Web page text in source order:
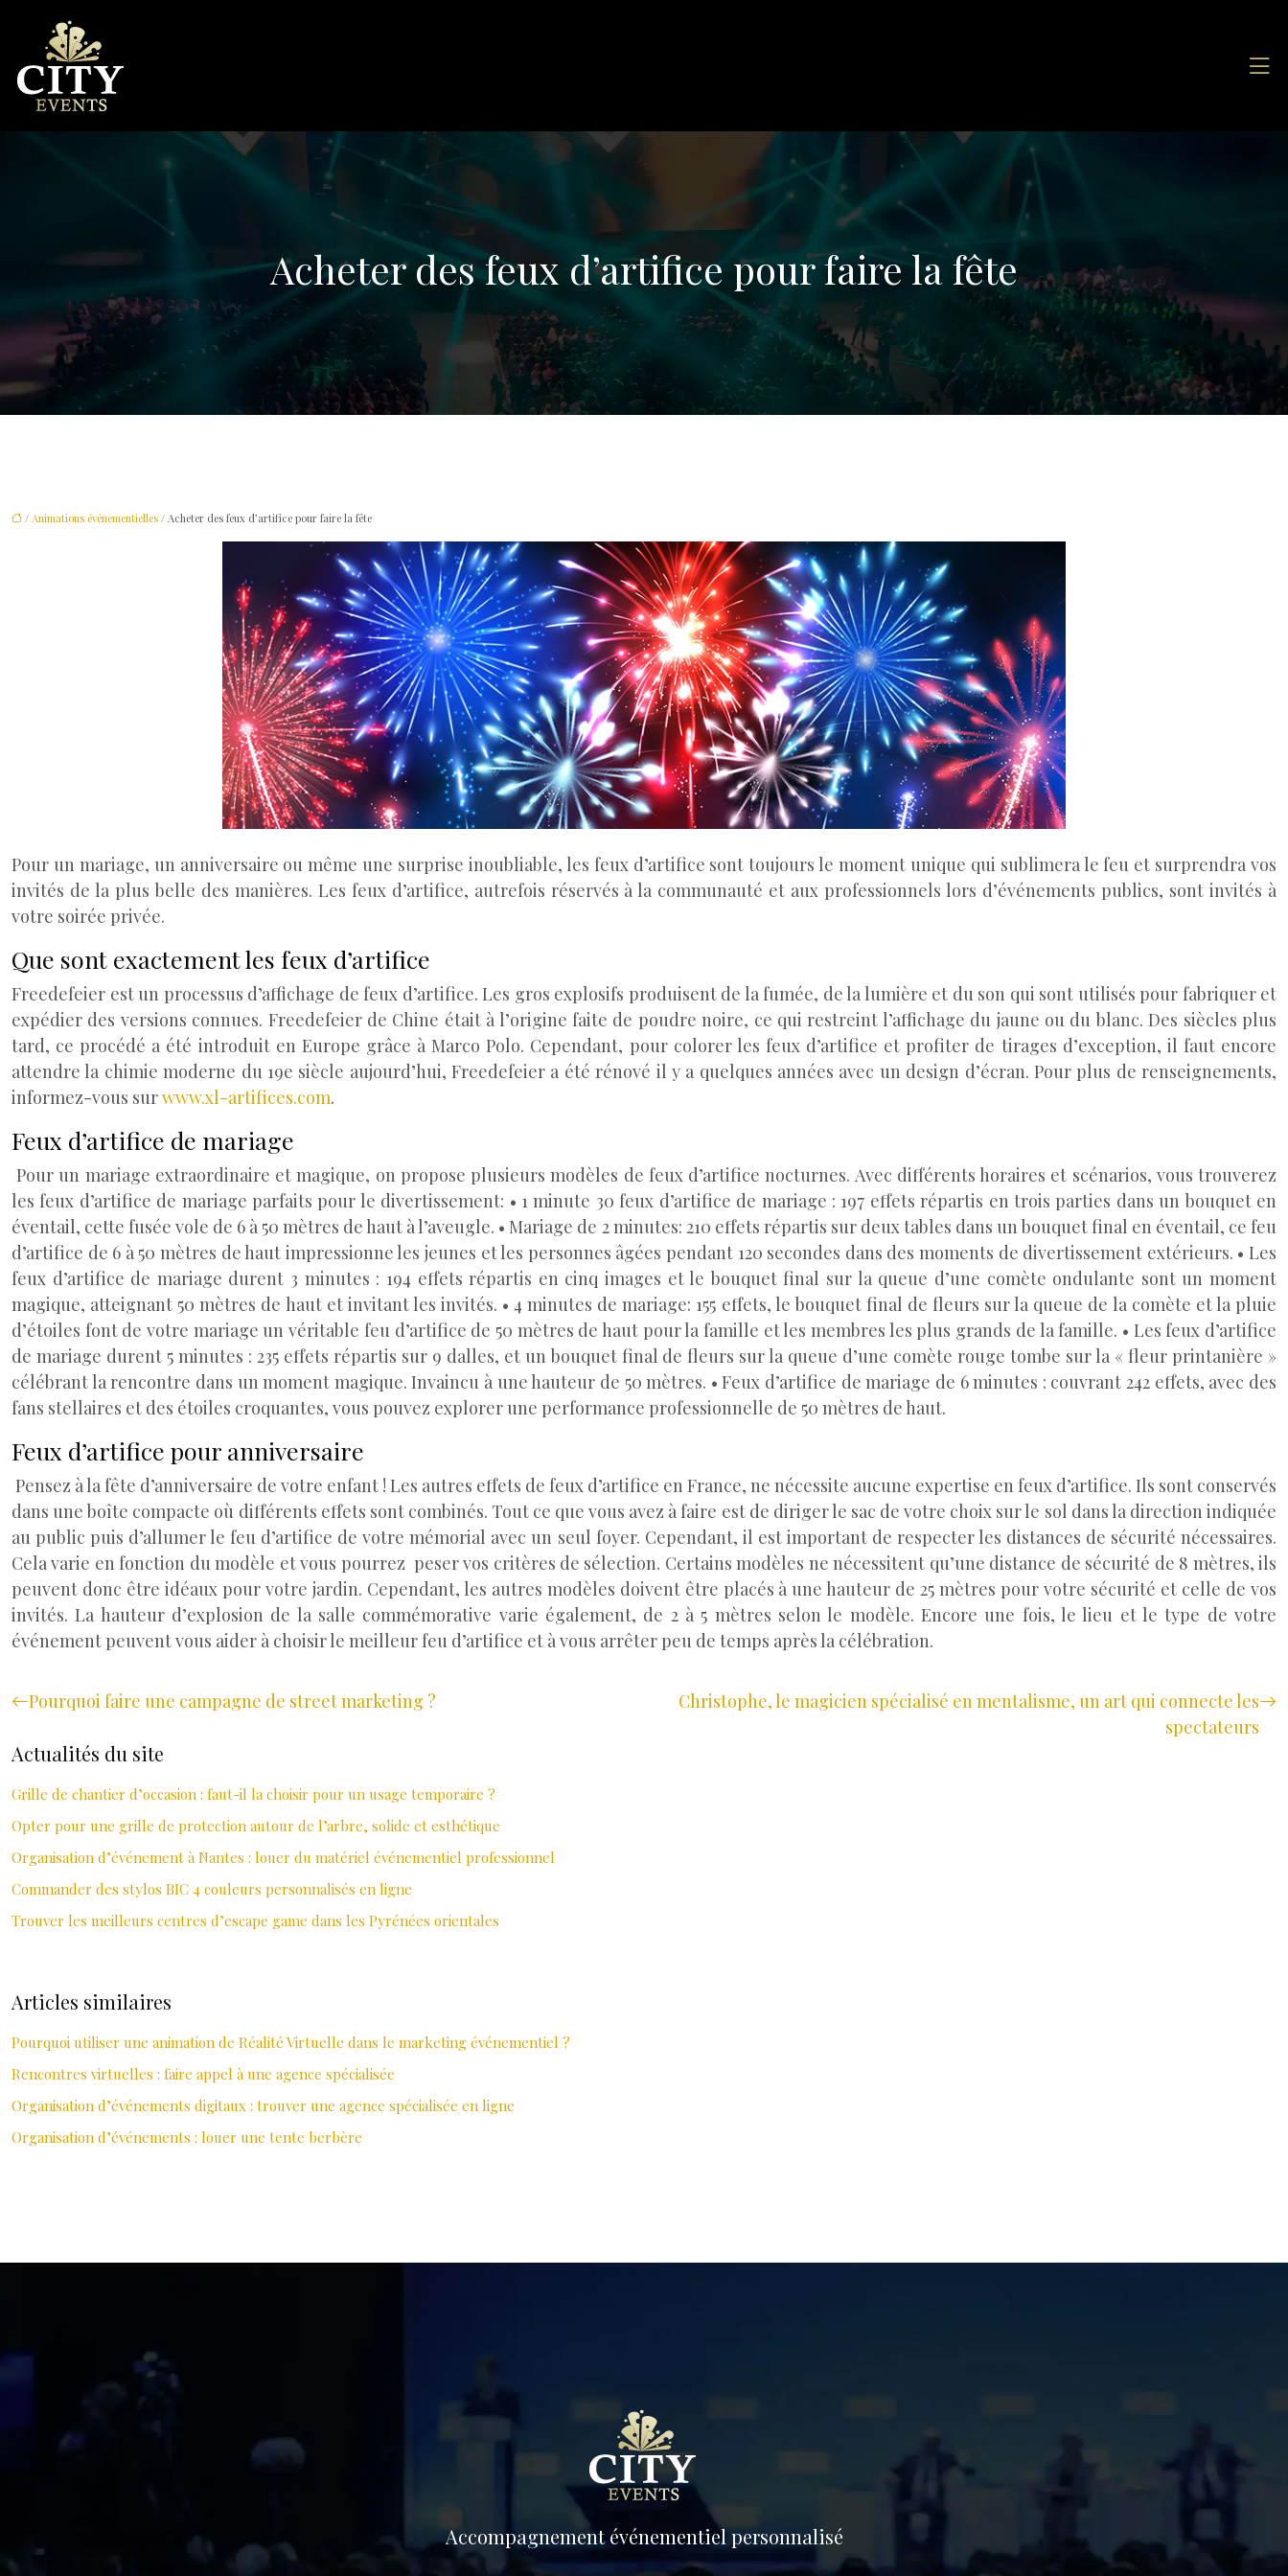
Acheter des feux d’artifice pour faire la fête
/ Animations événementielles / Acheter des feux d’artifice pour faire la fête
Pour un mariage, un anniversaire ou même une surprise inoubliable, les feux d’artifice sont toujours le moment unique qui sublimera le feu et surprendra vos
invités de la plus belle des manières. Les feux d’artifice, autrefois réservés à la communauté et aux professionnels lors d’événements publics, sont invités à
votre soirée privée.
Que sont exactement les feux d’artifice
Freedefeier est un processus d’affichage de feux d’artifice. Les gros explosifs produisent de la fumée, de la lumière et du son qui sont utilisés pour fabriquer et
expédier des versions connues. Freedefeier de Chine était à l’origine faite de poudre noire, ce qui restreint l’affichage du jaune ou du blanc. Des siècles plus
tard, ce procédé a été introduit en Europe grâce à Marco Polo. Cependant, pour colorer les feux d’artifice et profiter de tirages d’exception, il faut encore
attendre la chimie moderne du 19e siècle aujourd’hui, Freedefeier a été rénové il y a quelques années avec un design d’écran. Pour plus de renseignements,
informez-vous surwww.xl-artifices.com.
Feux d’artifice de mariage
Pour un mariage extraordinaire et magique, on propose plusieurs modèles de feux d’artifice nocturnes. Avec différents horaires et scénarios, vous trouverez
les feux d’artifice de mariage parfaits pour le divertissement: • 1 minute 30 feux d’artifice de mariage : 197 effets répartis en trois parties dans un bouquet en
éventail, cette fusée vole de 6 à 50 mètres de haut à l’aveugle. • Mariage de 2 minutes: 210 effets répartis sur deux tables dans un bouquet final en éventail, ce feu
d’artifice de 6 à 50 mètres de haut impressionne les jeunes et les personnes âgées pendant 120 secondes dans des moments de divertissement extérieurs. • Les
feux d’artifice de mariage durent 3 minutes : 194 effets répartis en cinq images et le bouquet final sur la queue d’une comète ondulante sont un moment
magique, atteignant 50 mètres de haut et invitant les invités. • 4 minutes de mariage: 155 effets, le bouquet final de fleurs sur la queue de la comète et la pluie
d’étoiles font de votre mariage un véritable feu d’artifice de 50 mètres de haut pour la famille et les membres les plus grands de la famille. • Les feux d’artifice
de mariage durent 5 minutes : 235 effets répartis sur 9 dalles, et un bouquet final de fleurs sur la queue d’une comète rouge tombe sur la « fleur printanière »
célébrant la rencontre dans un moment magique. Invaincu à une hauteur de 50 mètres. • Feux d’artifice de mariage de 6 minutes : couvrant 242 effets, avec des
fans stellaires et des étoiles croquantes, vous pouvez explorer une performance professionnelle de 50 mètres de haut.
Feux d’artifice pour anniversaire
Pensez à la fête d’anniversaire de votre enfant ! Les autres effets de feux d’artifice en France, ne nécessite aucune expertise en feux d’artifice. Ils sont conservés
dans une boîte compacte où différents effets sont combinés. Tout ce que vous avez à faire est de diriger le sac de votre choix sur le sol dans la direction indiquée
au public puis d’allumer le feu d’artifice de votre mémorial avec un seul foyer. Cependant, il est important de respecter les distances de sécurité nécessaires.
Cela varie en fonction du modèle et vous pourrez peser vos critères de sélection. Certains modèles ne nécessitent qu’une distance de sécurité de 8 mètres, ils
peuvent donc être idéaux pour votre jardin. Cependant, les autres modèles doivent être placés à une hauteur de 25 mètres pour votre sécurité et celle de vos
invités. La hauteur d’explosion de la salle commémorative varie également, de 2 à 5 mètres selon le modèle. Encore une fois, le lieu et le type de votre
événement peuvent vous aider à choisir le meilleur feu d’artifice et à vous arrêter peu de temps après la célébration.
Pourquoi faire une campagne de street marketing ?
Christophe, le magicien spécialisé en mentalisme, un art qui connecte les
spectateurs
Actualités du site
Grille de chantier d’occasion : faut-il la choisir pour un usage temporaire ?
Opter pour une grille de protection autour de l’arbre, solide et esthétique
Organisation d’événement à Nantes : louer du matériel événementiel professionnel
Commander des stylos BIC 4 couleurs personnalisés en ligne
Trouver les meilleurs centres d’escape game dans les Pyrénées orientales
Articles similaires
Pourquoi utiliser une animation de Réalité Virtuelle dans le marketing événementiel ?
Rencontres virtuelles : faire appel à une agence spécialisée
Organisation d’événements digitaux : trouver une agence spécialisée en ligne
Organisation d’événements : louer une tente berbère
Accompagnement événementiel personnalisé